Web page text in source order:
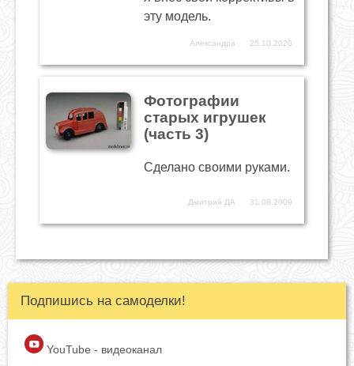
эту модель.
Александра 25.10.2020
Фотографии
старых игрушек
(часть 3)
Сделано своими руками.
Дмитрий ДА 31.08.2009
Подпишись на самоделки!
YouTube - видеоканал